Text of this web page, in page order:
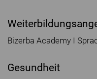
Bizerba Academy I
Gesundheit